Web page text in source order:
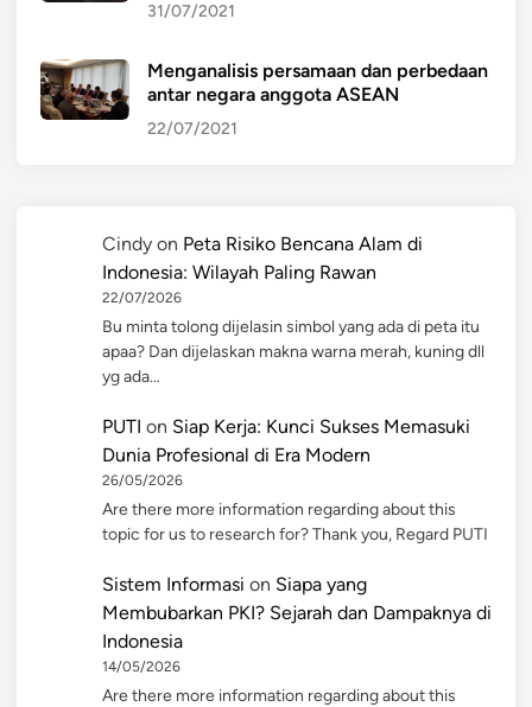
31/07/2021
Menganalisis persamaan dan perbedaan
antar negara anggota ASEAN
22/07/2021
Cindy on Peta Risiko Bencana Alam di
Indonesia: Wilayah Paling Rawan
22/07/2026
Bu minta tolong dijelasin simbol yang ada di peta itu
apaa? Dan dijelaskan makna warna merah, kuning dll
yg ada…
PUTI on Siap Kerja: Kunci Sukses Memasuki
Dunia Profesional di Era Modern
26/05/2026
Are there more information regarding about this
topic for us to research for? Thank you, Regard PUTI
Sistem Informasi on Siapa yang
Membubarkan PKI? Sejarah dan Dampaknya di
Indonesia
14/05/2026
Are there more information regarding about this